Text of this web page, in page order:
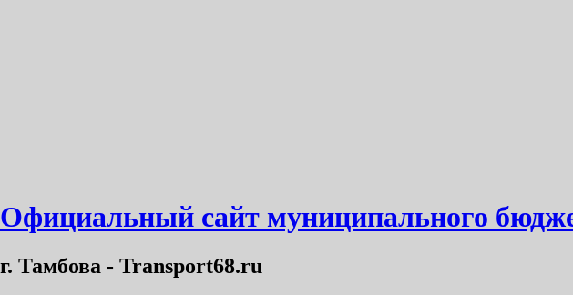
Официальный сайт муниципального
г. Тамбова - Transport68.ru